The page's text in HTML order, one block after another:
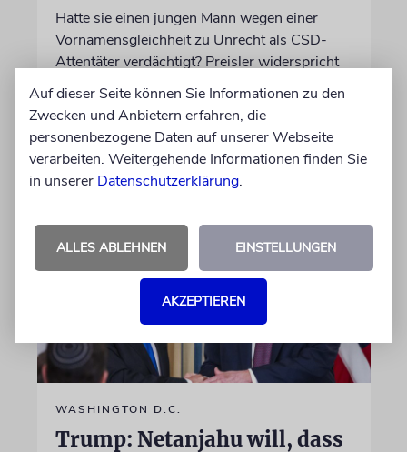
Hatte sie einen jungen Mann wegen einer
Vornamensgleichheit zu Unrecht als CSD-
Attentäter verdächtigt? Preisler widerspricht
und beklagt, die Zeitung habe sie nicht zu
Wort kommen lassen
30.07.2026 Aktualisiert
WASHINGTON D.C.
Trump: Netanjahu will, dass
Auf dieser Seite können Sie Informationen zu den
Zwecken und Anbietern erfahren, die
personenbezogene Daten auf unserer Webseite
verarbeiten. Weitergehende Informationen finden Sie
in unserer Datenschutzerklärung.
ALLES ABLEHNEN EINSTELLUNGEN
AKZEPTIEREN